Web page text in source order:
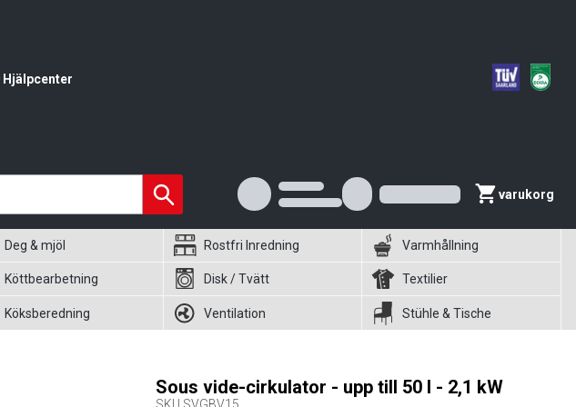
Hjälpcenter
varukorg
Deg & mjöl Rostfri Inredning Varmhållning
Köttbearbetning Disk / Tvätt Textilier
Köksberedning Ventilation Stühle & Tische
Sous vide-cirkulator - upp till 50 l - 2,1 kW